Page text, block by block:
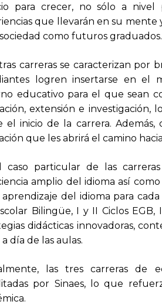
para crecer, no sólo a nivel
que llevarán en su mente
como futuros graduados.
carreras se caracterizan por
logren insertarse en el
educativo para el que sean
extensión e investigación,
el inicio de la carrera. Además,
que les abrirá el camino
caso particular de las
amplio del idioma así
del idioma para
Bilingüe, I y II Ciclos
didácticas innovadoras,
día de las aulas.
las tres carreras de
por Sinaes, lo que